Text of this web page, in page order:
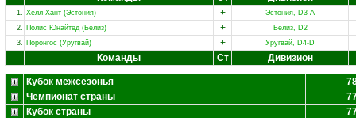
1. Хелл Хант (Эстония) +
Эстония, D3-A
2. Полис Юнайтед (Белиз) +
Белиз, D2
3. Поронгос (Уругвай) + Уругвай, D4-D
Команды Ст Дивизион
Кубок межсезонья
Чемпионат страны
Кубок страны